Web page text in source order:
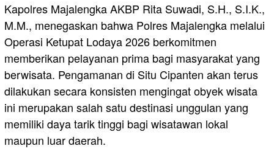
Kapolres Majalengka AKBP Rita Suwadi, S.H., S.I.K.,
M.M., menegaskan bahwa Polres Majalengka melalui
Operasi Ketupat Lodaya 2026 berkomitmen
memberikan pelayanan prima bagi masyarakat yang
berwisata. Pengamanan di Situ Cipanten akan terus
dilakukan secara konsisten mengingat obyek wisata
ini merupakan salah satu destinasi unggulan yang
memiliki daya tarik tinggi bagi wisatawan lokal
maupun luar daerah.